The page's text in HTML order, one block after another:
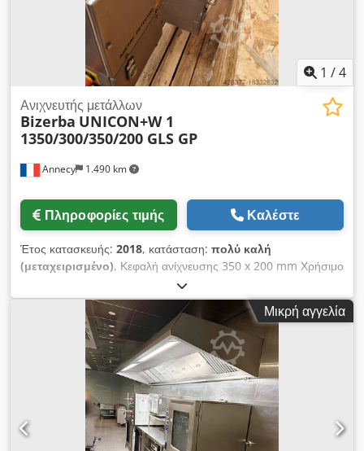
1 /4
Annecy 1.490 km
Ανιχνευτής μετάλλων
Bizerba UNICON+W 1
1350/300/350/200 GLS GP
Πληροφορίες τιμής Καλέστε
Έτος κατασκευής: 2018, κατάσταση: πολύ καλή
(μεταχειρισμένο), Κεφαλή ανίχνευσης 350 x 200 mm Χρήσιμο
ύψος 145 mm Ιμάντας Intralox 1350 x 300 mm Με απόρριψη
ελαττωματικών προϊόντων σε κλειστό δοχείο Dcjdpfxstwq I Ej
Abkok Έτος κατασκευής 2018
Μικρή αγγελία